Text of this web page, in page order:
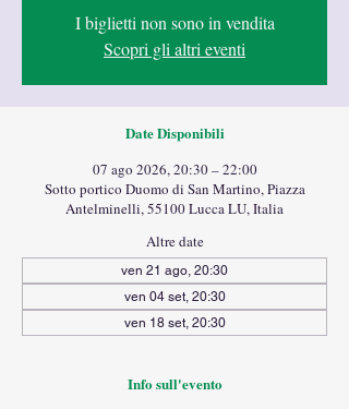
I biglietti non sono in vendita
Scopri gli altri eventi
Date Disponibili
07 ago 2026, 20:30 – 22:00
Sotto portico Duomo di San Martino, Piazza
Antelminelli, 55100 Lucca LU, Italia
Altre date
ven 21 ago, 20:30
ven 04 set, 20:30
ven 18 set, 20:30
Info sull'evento